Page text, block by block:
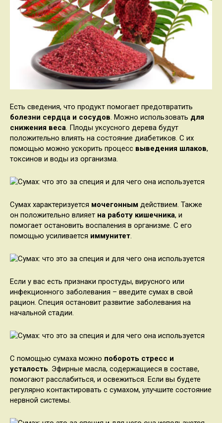
Есть сведения, что продукт помогает предотвратить
болезни сердца и сосудов. Можно использовать для
снижения веса. Плоды уксусного дерева будут
положительно влиять на состояние диабетиков. С их
помощью можно ускорить процесс выведения шлаков,
токсинов и воды из организма.
Сумах характеризуется мочегонным действием. Также
он положительно влияет на работу кишечника, и
помогает остановить воспаления в организме. С его
помощью усиливается иммунитет.
Если у вас есть признаки простуды, вирусного или
инфекционного заболевания – введите сумах в свой
рацион. Специя остановит развитие заболевания на
начальной стадии.
С помощью сумаха можно побороть стресс и
усталость. Эфирные масла, содержащиеся в составе,
помогают расслабиться, и освежиться. Если вы будете
регулярно контактировать с сумахом, улучшите состояние
нервной системы.